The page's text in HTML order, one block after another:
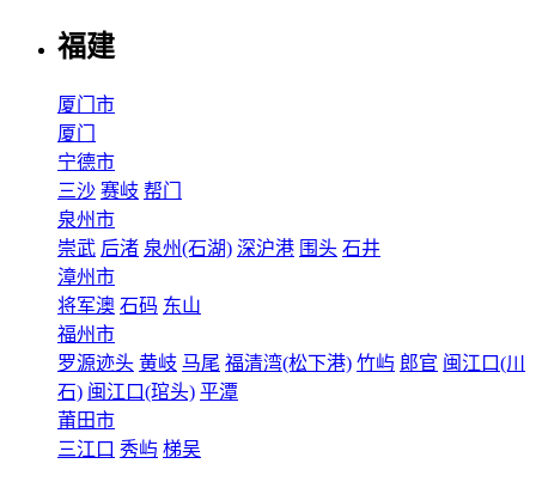
福建
厦门市
厦门
宁德市
三沙 赛岐 帮门
泉州市
崇武 后渚 泉州(石湖) 深沪港 围头 石井
漳州市
将军澳 石码 东山
福州市
罗源迹头 黄岐 马尾 福清湾(松下港) 竹屿 郎官 闽江口(川
石) 闽江口(琯头) 平潭
莆田市
三江口 秀屿 梯吴